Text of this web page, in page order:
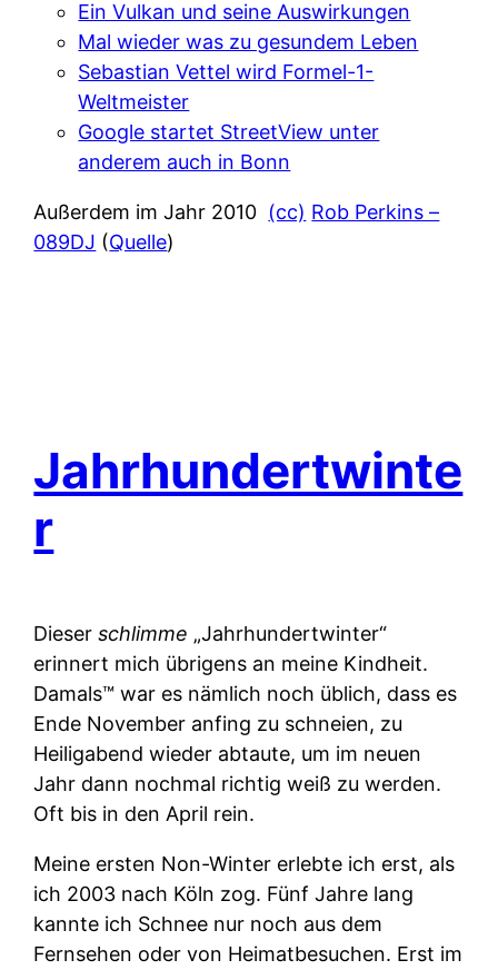
Ein Vulkan und seine Auswirkungen
Mal wieder was zu gesundem Leben
Sebastian Vettel wird Formel-1-
Weltmeister
Google startet StreetView unter
anderem auch in Bonn
Außerdem im Jahr 2010 (cc) Rob Perkins –
089DJ (Quelle)
Jahrhundertwinte
r
Dieserschlimme „Jahrhundertwinter“
erinnert mich übrigens an meine Kindheit.
Damals™ war es nämlich noch üblich, dass es
Ende November anfing zu schneien, zu
Heiligabend wieder abtaute, um im neuen
Jahr dann nochmal richtig weiß zu werden.
Oft bis in den April rein.
Meine ersten Non-Winter erlebte ich erst, als
ich 2003 nach Köln zog. Fünf Jahre lang
kannte ich Schnee nur noch aus dem
Fernsehen oder von Heimatbesuchen. Erst im